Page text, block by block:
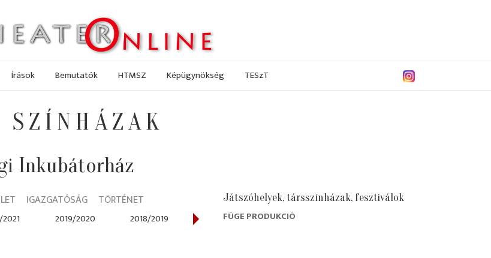
Írások Bemutatók HTMSZ Képügynökség TESzT
SZÍNHÁZAK
Inkubátorház
IGAZGATÓSÁG TÖRTÉNET
2019/2020 2018/2019 2017/2018 2016/2017
Játszóhelyek, társszínházak, fesztiválok
FÜGE PRODUKCIÓ